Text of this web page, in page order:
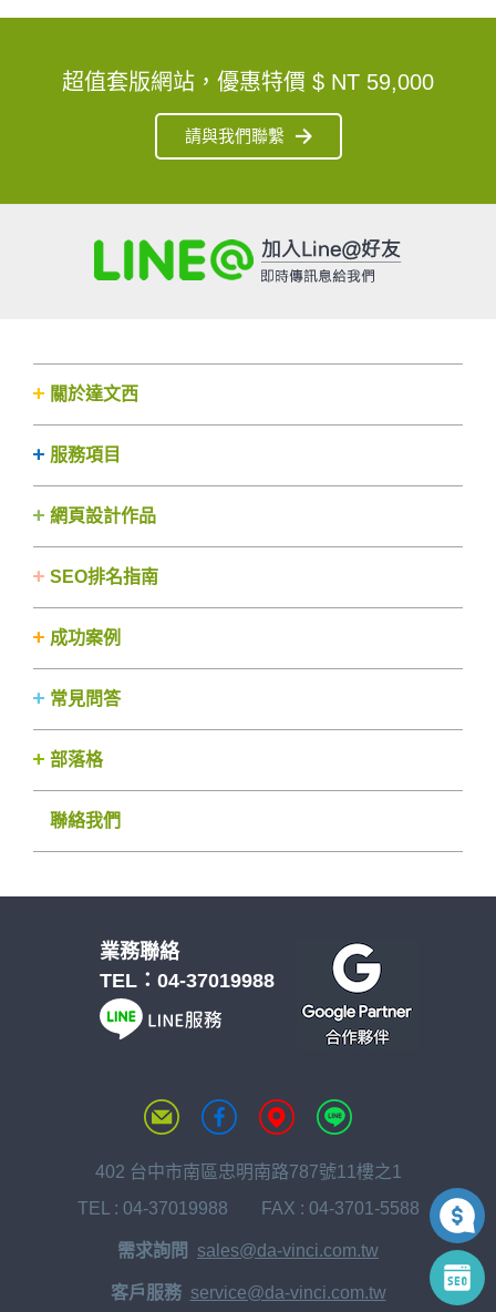
超值套版網站，優惠特價 $ NT 59,000
請與我們聯繫
關於達文西
服務項目
網頁設計作品
SEO排名指南
成功案例
常見問答
部落格
聯絡我們
業務聯絡
TEL： 04-37019988
402 台中市南區忠明南路787號11樓之1
TEL : 04-37019988 FAX : 04-3701-5588
需求詢問 sales@da-vinci.com.tw
客戶服務 service@da-vinci.com.tw